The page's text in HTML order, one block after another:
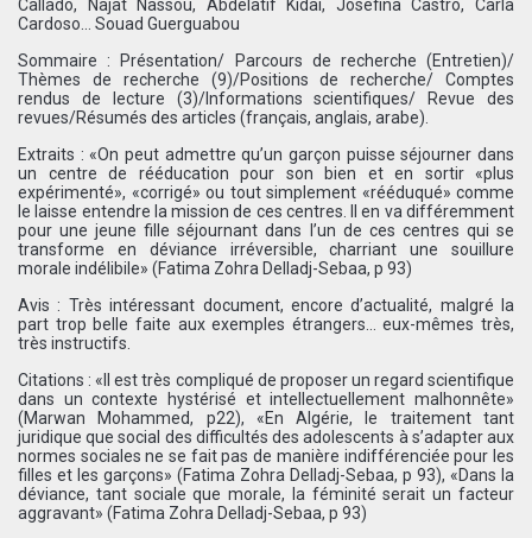
Callado, Najat Nassou, Abdelatif Kidai, Josefina Castro, Carla
Cardoso… Souad Guerguabou
Sommaire : Présentation/ Parcours de recherche (Entretien)/
Thèmes de recherche (9)/Positions de recherche/ Comptes
rendus de lecture (3)/Informations scientifiques/ Revue des
revues/Résumés des articles (français, anglais, arabe).
Extraits : «On peut admettre qu’un garçon puisse séjourner dans
un centre de rééducation pour son bien et en sortir «plus
expérimenté», «corrigé» ou tout simplement «rééduqué» comme
le laisse entendre la mission de ces centres. Il en va différemment
pour une jeune fille séjournant dans l’un de ces centres qui se
transforme en déviance irréversible, charriant une souillure
morale indélibile» (Fatima Zohra Delladj-Sebaa, p 93)
Avis : Très intéressant document, encore d’actualité, malgré la
part trop belle faite aux exemples étrangers… eux-mêmes très,
très instructifs.
Citations : «Il est très compliqué de proposer un regard scientifique
dans un contexte hystérisé et intellectuellement malhonnête»
(Marwan Mohammed, p22), «En Algérie, le traitement tant
juridique que social des difficultés des adolescents à s’adapter aux
normes sociales ne se fait pas de manière indifférenciée pour les
filles et les garçons» (Fatima Zohra Delladj-Sebaa, p 93), «Dans la
déviance, tant sociale que morale, la féminité serait un facteur
aggravant» (Fatima Zohra Delladj-Sebaa, p 93)